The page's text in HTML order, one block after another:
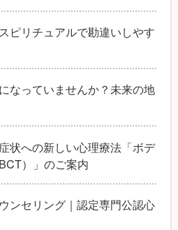
ピリチュアルで勘違いしやす
なっていませんか？未来の地
状への新しい心理療法「ボデ
）」のご案内
ンセリング｜認定専門公認心